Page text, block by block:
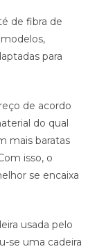
de fibra de
para
de acordo
do qual
mais baratas
isso, o
se encaixa
usada pelo
se uma cadeira